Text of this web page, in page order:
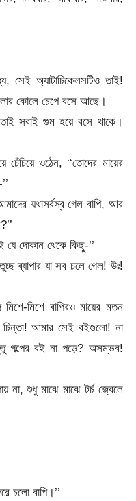
সেই অ্যাটাচিকেলসটিও তাই!
কোলে চেপে বসে আছে।
তাই সবাই গুম হয়ে বসে থাকে।
ওঠেন, ‘‘তোদের মায়ের
যথাসর্বস্ব গেল বাপি, আর
যে দোকান থেকে কিছু-’’
ব্যাপার যা সব চলে গেল! উঃ!
মিশে-মিশে বাপিরও মায়ের মতন
চিন্তা! আমার সেই বইগুলো! না
গল্পের বই না পড়ে? অসম্ভব!
শুধু মাঝে মাঝে টর্চ জ্বেলে
চলো বাপি।’’